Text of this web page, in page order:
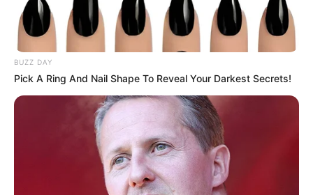
BUZZ DAY
Pick A Ring And Nail Shape To Reveal Your Darkest Secrets!